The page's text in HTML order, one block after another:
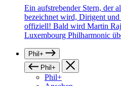
Ein aufstrebender Stern, der
bezeichnet wird, Dirigent und
offiziell! Bald wird Martin
Luxembourg Philharmonic
Phil+
Phil+
Phil+